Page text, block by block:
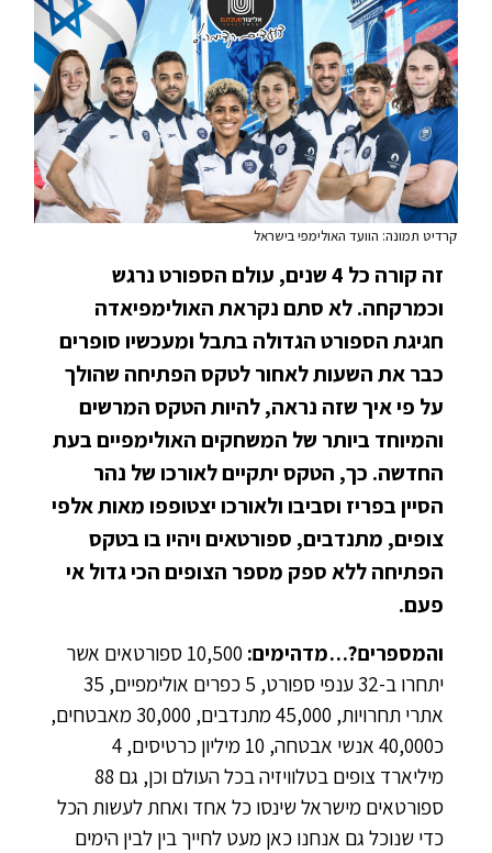
קרדיט תמונה: הוועד האולימפי בישראל
זה קורה כל 4 שנים, עולם הספורט נרגש
וכמרקחה. לא סתם נקראת האולימפיאדה
חגיגת הספורט הגדולה בתבל ומעכשיו סופרים
כבר את השעות לאחור לטקס הפתיחה שהולך
על פי איך שזה נראה, להיות הטקס המרשים
והמיוחד ביותר של המשחקים האולימפיים בעת
החדשה. כך, הטקס יתקיים לאורכו של נהר
הסיין בפריז וסביבו ולאורכו יצטופפו מאות אלפי
צופים, מתנדבים, ספורטאים ויהיו בו בטקס
הפתיחה ללא ספק מספר הצופים הכי גדול אי
פעם.
והמספרים?…מדהימים:
10,500 ספורטאים אשר
יתחרו ב-32 ענפי ספורט, 5 כפרים אולימפיים, 35
אתרי תחרויות, 45,000 מתנדבים, 30,000 מאבטחים,
כ40,000 אנשי אבטחה, 10 מיליון כרטיסים, 4
מיליארד צופים בטלוויזיה בכל העולם וכן, גם 88
ספורטאים מישראל שינסו כל אחד ואחת לעשות הכל
כדי שנוכל גם אנחנו כאן מעט לחייך בין לבין הימים